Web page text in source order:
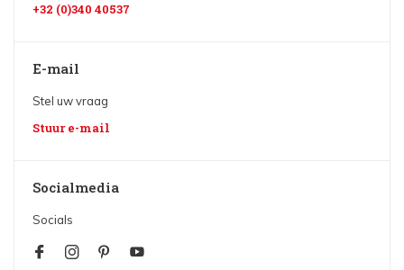
+32 (0)340 40537
E-mail
Stel uw vraag
Stuur e-mail
Socialmedia
Socials